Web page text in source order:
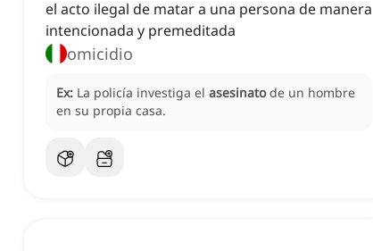
el acto ilegal de matar a una persona de manera
intencionada y premeditada
omicidio
Ex: La policía investiga el asesinato de un hombre
en su propia casa.